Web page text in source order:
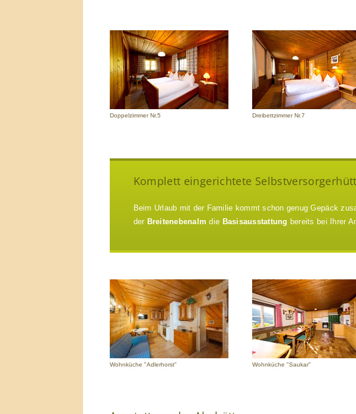
Doppelzimmer Nr.5 Dreibettzimmer Nr.7
Komplett eingerichtete
Beim Urlaub mit der Familie kommt schon genug Gepäck
der Breitenebenalm die Basisausstattung bereits bei Ihrer
Wohnküche "Adlerhorst" Wohnküche "Saukar"